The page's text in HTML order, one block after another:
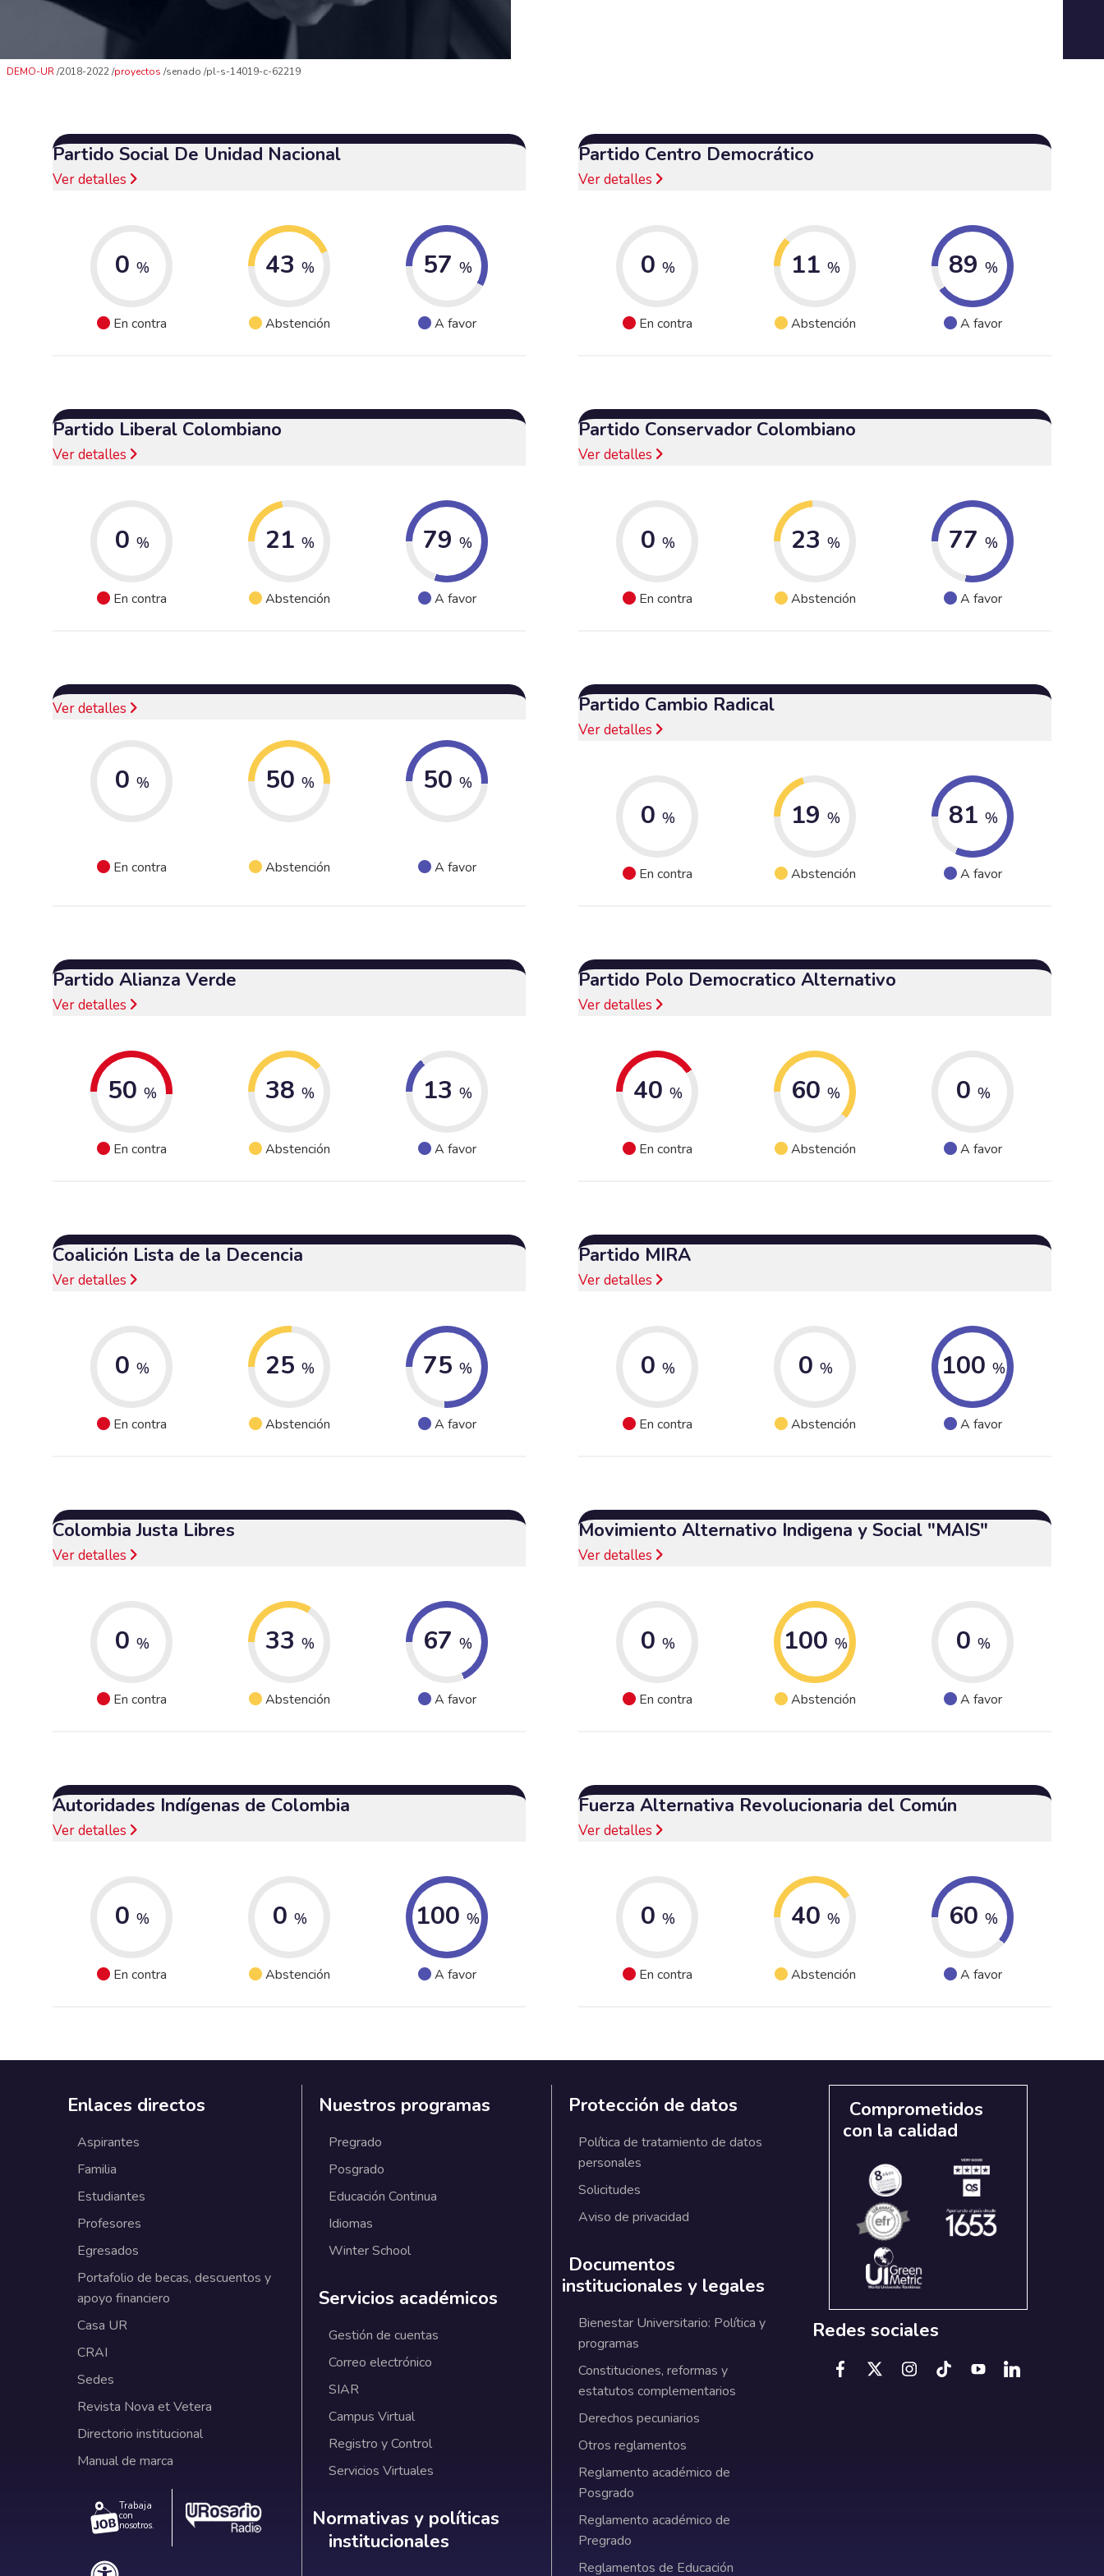
DEMO-UR 2018-2022 proyectos senado pl-s-14019-c-62219
Partido Social De Unidad Nacional
Ver detalles
0 %
En contra
43 %
Abstención
57 %
A favor
Partido Centro Democrático
Ver detalles
0 %
En contra
11 %
Abstención
89 %
A favor
Partido Liberal Colombiano
Ver detalles
0 %
En contra
21 %
Abstención
79 %
A favor
Partido Conservador Colombiano
Ver detalles
0 %
En contra
23 %
Abstención
77 %
A favor
Ver detalles
0 %
En contra
50 %
Abstención
50 %
A favor
Partido Cambio Radical
Ver detalles
0 %
En contra
19 %
Abstención
81 %
A favor
Partido Alianza Verde
Ver detalles
50 %
En contra
38 %
Abstención
13 %
A favor
Partido Polo Democratico Alternativo
Ver detalles
40 %
En contra
60 %
Abstención
0 %
A favor
Coalición Lista de la Decencia
Ver detalles
0 %
En contra
25 %
Abstención
75 %
A favor
Partido MIRA
Ver detalles
0 %
En contra
0 %
Abstención
100 %
A favor
Colombia Justa Libres
Ver detalles
0 %
En contra
33 %
Abstención
67 %
A favor
Movimiento Alternativo Indigena y Social "MAIS"
Ver detalles
0 %
En contra
100 %
Abstención
0 %
A favor
Autoridades Indígenas de Colombia
Ver detalles
0 %
En contra
0 %
Abstención
100 %
A favor
Fuerza Alternativa Revolucionaria del Común
Ver detalles
0 %
En contra
40 %
Abstención
60 %
A favor
Enlaces directos
Aspirantes
Familia
Estudiantes
Profesores
Egresados
Portafolio de becas, descuentos y
apoyo financiero
Casa UR
CRAI
Sedes
Revista Nova et Vetera
Directorio institucional
Manual de marca
Trabaja
con
nosotros.
Nuestros programas
Pregrado
Posgrado
Educación Continua
Idiomas
Winter School
Servicios académicos
Gestión de cuentas
Correo electrónico
SIAR
Campus Virtual
Registro y Control
Servicios Virtuales
Normativas y políticas institucionales
Normativas y políticas
institucionales
Protección de datos
Política de tratamiento de datos
personales
Solicitudes
Aviso de privacidad
Documentos
institucionales y legales
Bienestar Universitario: Política y
programas
Constituciones, reformas y
estatutos complementarios
Derechos pecuniarios
Otros reglamentos
Reglamento académico de
Posgrado
Reglamento académico de
Pregrado
Reglamentos de Educación
Comprometidos
con la calidad
Redes sociales